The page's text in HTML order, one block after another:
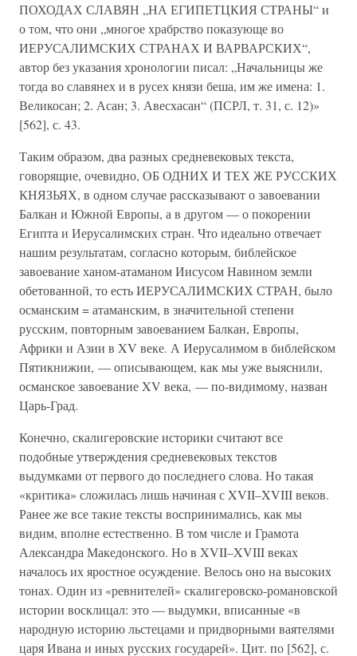
ПОХОДАХ СЛАВЯН „НА ЕГИПЕТЦКИЯ СТРАНЫ“ и
о том, что они „многое храбрство показующе во
ИЕРУСАЛИМСКИХ СТРАНАХ И ВАРВАРСКИХ“,
автор без указания хронологии писал: „Начальницы же
тогда во славянех и в русех князи беша, им же имена: 1.
Великосан; 2. Асан; 3. Авесхасан“ (ПСРЛ, т. 31, с. 12)»
[562], с. 43.
Таким образом, два разных средневековых текста,
говорящие, очевидно, ОБ ОДНИХ И ТЕХ ЖЕ РУССКИХ
КНЯЗЬЯХ, в одном случае рассказывают о завоевании
Балкан и Южной Европы, а в другом — о покорении
Египта и Иерусалимских стран. Что идеально отвечает
нашим результатам, согласно которым, библейское
завоевание ханом-атаманом Иисусом Навином земли
обетованной, то есть ИЕРУСАЛИМСКИХ СТРАН, было
османским = атаманским, в значительной степени
русским, повторным завоеванием Балкан, Европы,
Африки и Азии в XV веке. А Иерусалимом в библейском
Пятикнижии, — описывающем, как мы уже выяснили,
османское завоевание XV века, — по-видимому, назван
Царь-Град.
Конечно, скалигеровские историки считают все
подобные утверждения средневековых текстов
выдумками от первого до последнего слова. Но такая
«критика» сложилась лишь начиная с XVII–XVIII веков.
Ранее же все такие тексты воспринимались, как мы
видим, вполне естественно. В том числе и Грамота
Александра Македонского. Но в XVII–XVIII веках
началось их яростное осуждение. Велось оно на высоких
тонах. Один из «ревнителей» скалигеровско-романовской
истории восклицал: это — выдумки, вписанные «в
народную историю льстецами и придворными ваятелями
царя Ивана и иных русских государей». Цит. по [562], с.